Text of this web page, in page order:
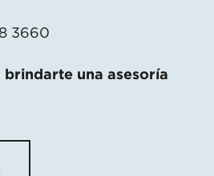
3660
brindarte una asesoría